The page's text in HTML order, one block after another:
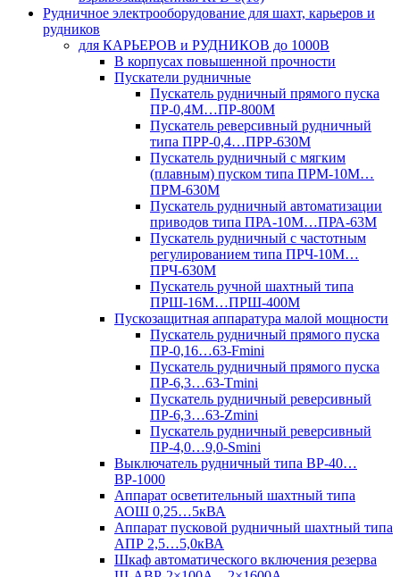
Рудничное электрооборудование для шахт, карьеров и
рудников
для КАРЬЕРОВ и РУДНИКОВ до 1000В
В корпусах повышенной прочности
Пускатели рудничные
Пускатель рудничный прямого пуска
ПР-0,4М…ПР-800М
Пускатель реверсивный рудничный
типа ПРР-0,4…ПРР-630М
Пускатель рудничный с мягким
(плавным) пуском типа ПРМ-10М…
ПРМ-630М
Пускатель рудничный автоматизации
приводов типа ПРА-10М…ПРА-63М
Пускатель рудничный с частотным
регулированием типа ПРЧ-10М…
ПРЧ-630М
Пускатель ручной шахтный типа
ПРШ-16М…ПРШ-400М
Пускозащитная аппаратура малой мощности
Пускатель рудничный прямого пуска
ПР-0,16…63-Fmini
Пускатель рудничный прямого пуска
ПР-6,3…63-Tmini
Пускатель рудничный реверсивный
ПР-6,3…63-Zmini
Пускатель рудничный реверсивный
ПР-4,0…9,0-Smini
Выключатель рудничный типа ВР-40…
ВР-1000
Аппарат осветительный шахтный типа
АОШ 0,25…5кВА
Аппарат пусковой рудничный шахтный типа
АПР 2,5…5,0кВА
Шкаф автоматического включения резерва